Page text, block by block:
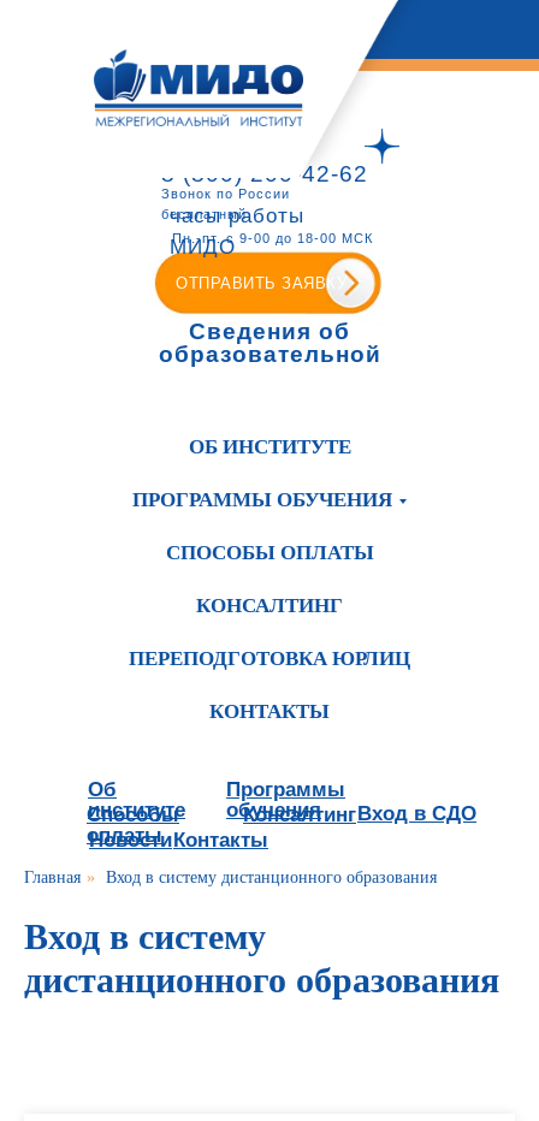
8 (800) 200-42-62
Звонок по России
бесплатный
ОТПРАВИТЬ ЗАЯВКУ
часы работы
МИДО
Пн.-пт. с 9-00 до 18-00 МСК
Сведения об
образовательной
ОБ ИНСТИТУТЕ
ПРОГРАММЫ ОБУЧЕНИЯ
СПОСОБЫ ОПЛАТЫ
КОНСАЛТИНГ
ПЕРЕПОДГОТОВКА ЮРЛИЦ
КОНТАКТЫ
Об
институте
Программы
обучения
Способы
оплаты
Консалтинг
Новости
Вход в СДО
Контакты
Главная » Вход в систему дистанционного образования
Вход в систему
дистанционного образования